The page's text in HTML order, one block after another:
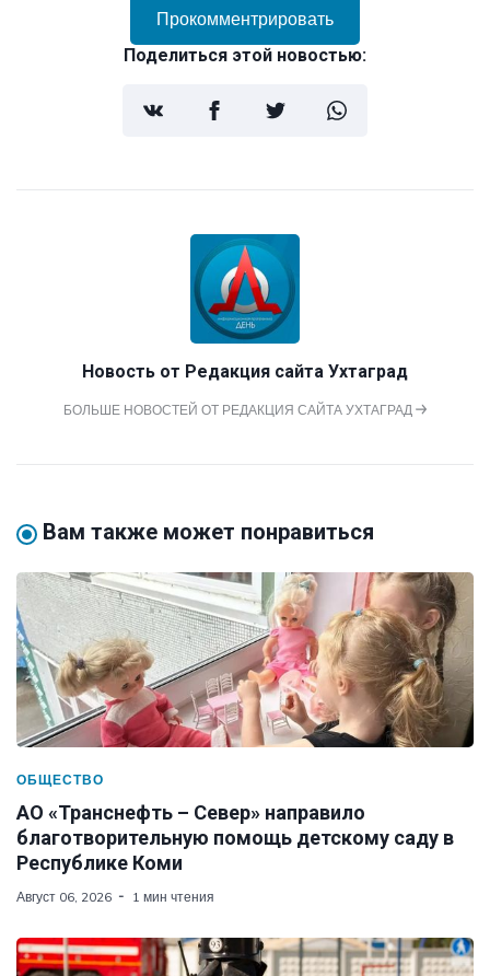
Прокомментрировать
Поделиться этой новостью:
Новость от Редакция сайта Ухтаград
БОЛЬШЕ НОВОСТЕЙ ОТ РЕДАКЦИЯ САЙТА УХТАГРАД
Вам также может понравиться
ОБЩЕСТВО
АО «Транснефть – Север» направило
благотворительную помощь детскому саду в
Республике Коми
Август 06, 2026 1 мин чтения